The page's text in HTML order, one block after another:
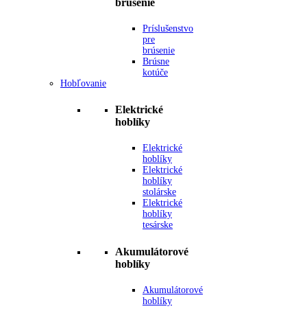
Príslušenstvo
pre
brúsenie
Brúsne
kotúče
Hobľovanie
Elektrické
hoblíky
Elektrické
hoblíky
Elektrické
hoblíky
stolárske
Elektrické
hoblíky
tesárske
Akumulátorové
hoblíky
Akumulátorové
hoblíky